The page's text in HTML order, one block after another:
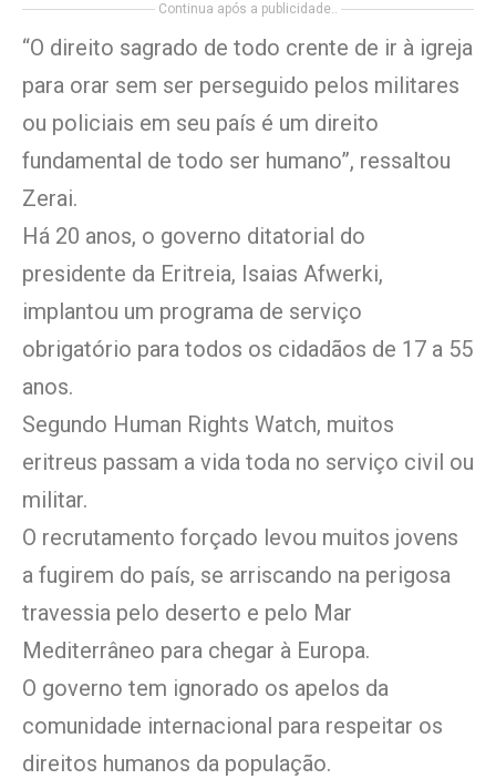
Continua após a publicidade..
“O direito sagrado de todo crente de ir à igreja
para orar sem ser perseguido pelos militares
ou policiais em seu país é um direito
fundamental de todo ser humano”, ressaltou
Zerai.
Há 20 anos, o governo ditatorial do
presidente da Eritreia, Isaias Afwerki,
implantou um programa de serviço
obrigatório para todos os cidadãos de 17 a 55
anos.
Segundo Human Rights Watch, muitos
eritreus passam a vida toda no serviço civil ou
militar.
O recrutamento forçado levou muitos jovens
a fugirem do país, se arriscando na perigosa
travessia pelo deserto e pelo Mar
Mediterrâneo para chegar à Europa.
O governo tem ignorado os apelos da
comunidade internacional para respeitar os
direitos humanos da população.